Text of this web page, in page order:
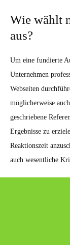
Wie wählt
aus?
Um eine fundierte
Unternehmen
Webseiten
möglicherweise
geschriebene
Ergebnisse zu
Reaktionszeit
auch wesentliche